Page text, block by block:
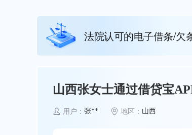
法院认可的电子借条/欠
山西张女士通过借贷宝
用户： 张** 地区： 山西